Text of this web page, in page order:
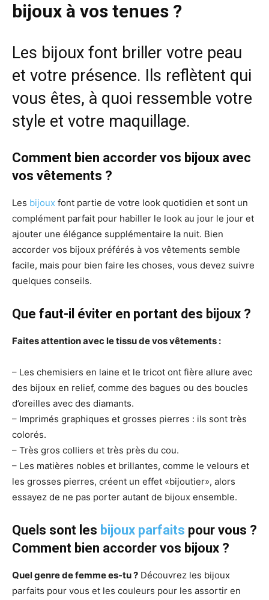
bijoux à vos tenues ?
Les bijoux font briller votre peau
et votre présence. Ils reflètent qui
vous êtes, à quoi ressemble votre
style et votre maquillage.
Comment bien accorder vos bijoux avec
vos vêtements ?
Les bijoux font partie de votre look quotidien et sont un
complément parfait pour habiller le look au jour le jour et
ajouter une élégance supplémentaire la nuit. Bien
accorder vos bijoux préférés à vos vêtements semble
facile, mais pour bien faire les choses, vous devez suivre
quelques conseils.
Que faut-il éviter en portant des bijoux ?
Faites attention avec le tissu de vos vêtements :
– Les chemisiers en laine et le tricot ont fière allure avec
des bijoux en relief, comme des bagues ou des boucles
d’oreilles avec des diamants.
– Imprimés graphiques et grosses pierres : ils sont très
colorés.
– Très gros colliers et très près du cou.
– Les matières nobles et brillantes, comme le velours et
les grosses pierres, créent un effet «bijoutier», alors
essayez de ne pas porter autant de bijoux ensemble.
Quels sont les bijoux parfaits pour vous ?
Comment bien accorder vos bijoux ?
Quel genre de femme es-tu ? Découvrez les bijoux
parfaits pour vous et les couleurs pour les assortir en